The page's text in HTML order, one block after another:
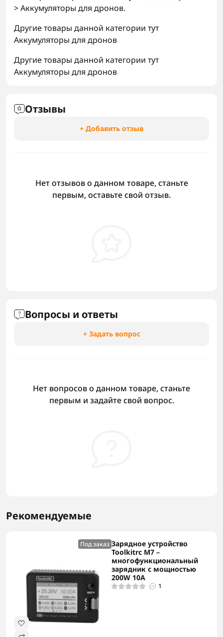
> Аккумуляторы для дронов.
Другие товары данной категории тут
Аккумуляторы для дронов
Другие товары данной категории тут
Аккумуляторы для дронов
Отзывы
+ Добавить отзыв
Нет отзывов о данном товаре, станьте
первым, оставьте свой отзыв.
Вопросы и ответы
+ Задать вопрос
Нет вопросов о данном товаре, станьте
первым и задайте свой вопрос.
Рекомендуемые
Под заказ Зарядное устройство
Toolkitrc M7 –
многофункциональный
зарядник с мощностью
200W 10A
1